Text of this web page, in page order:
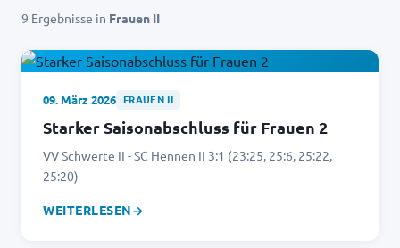
9 Ergebnisse in Frauen II
09. März 2026 FRAUEN II
Starker Saisonabschluss für Frauen 2
VV Schwerte II - SC Hennen II 3:1 (23:25, 25:6, 25:22,
25:20)
WEITERLESEN→